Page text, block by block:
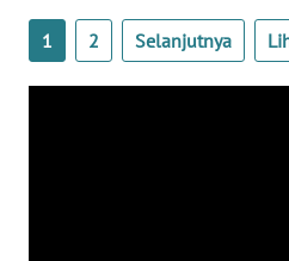
1 2 Selanjutnya
NTB